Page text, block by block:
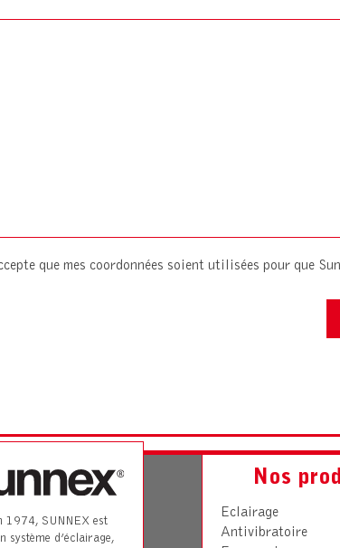
que mes coordonnées soient utilisées pour que
1974, SUNNEX est
système d’éclairage,
Nos
Eclairage
Antivibratoire